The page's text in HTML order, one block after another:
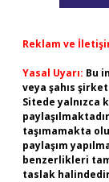
Reklam ve
Yasal Uyarı: Bu
veya şahıs
Sitede yalnızca
taşımamakta
paylaşım
benzerlikleri
taslak